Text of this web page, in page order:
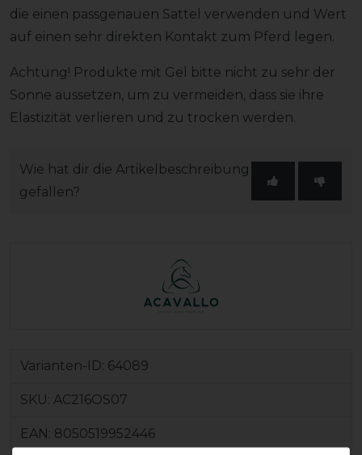
die einen passgenauen Sattel verwenden und Wert
auf einen sehr direkten Kontakt zum Pferd legen.
Achtung! Produkte mit Gel bitte nicht zu sehr der
Sonne aussetzen, um zu vermeiden, dass sie ihre
Elastizität verlieren und zu trocken werden.
Wie hat dir die Artikelbeschreibung
gefallen?
Varianten-ID: 64089
SKU: AC216OS07
EAN: 8050519952446